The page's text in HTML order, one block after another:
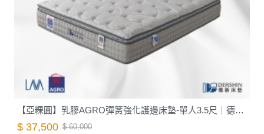
【亞粿圓】乳膠AGRO彈簧強化護邊床墊-單人3.5尺｜德新床墊
$ 37,500 $ 60,000